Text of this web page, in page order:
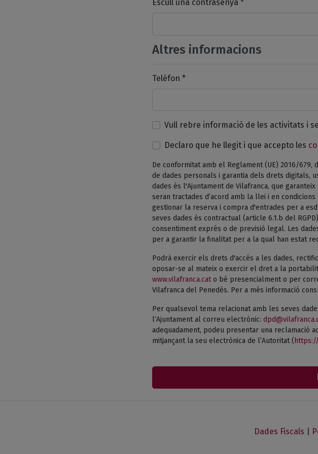
Escull una contrasenya *
Altres informacions
Telèfon *
Vull rebre informació de les activitats i
Declaro que he llegit i que accepto les
De conformitat amb el Reglament (UE) 2016/679,
de dades personals i garantia dels drets digitals,
dades és l'Ajuntament de Vilafranca, que
seran tractades d’acord amb la llei i en
gestionar la reserva i compra d'entrades per a
seves dades és contractual (article 6.1.b del
consentiment exprés o de previsió legal. Les
per a garantir la finalitat per a la qual han estat
Podrà exercir els drets d'accés a les dades,
oposar-se al mateix o exercir el dret a la
www.vilafranca.cato bé presencialment o per
Vilafranca del Penedès. Per a més informació
Per qualsevol tema relacionat amb les seves
l’Ajuntament al correu electrònic:
adequadament, podeu presentar una reclamació
mitjançant la seu electrònica de l’Autoritat (
Dades Fiscals